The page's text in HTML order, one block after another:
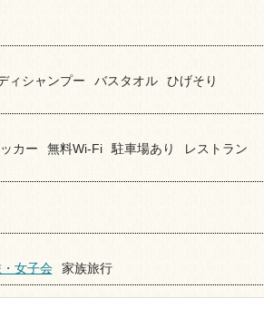
ィシャンプー バスタオル
ひげそり
カー 無料Wi-Fi 駐車場あり
レストラン
女子会 家族旅行